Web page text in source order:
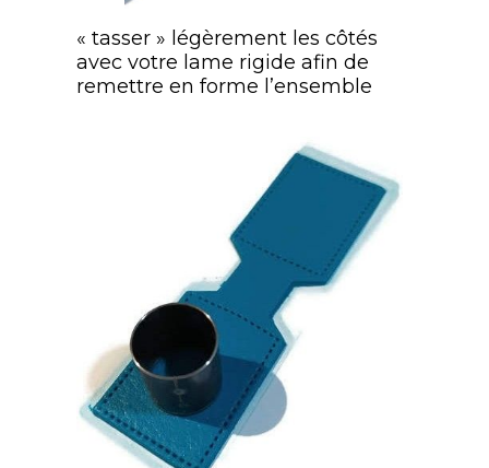
« tasser » légèrement les côtés
avec votre lame rigide afin de
remettre en forme l’ensemble